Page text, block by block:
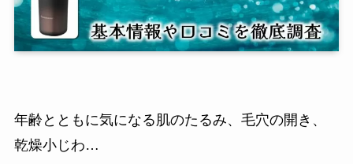
年齢とともに気になる肌のたるみ、毛穴の開き、
乾燥小じわ…